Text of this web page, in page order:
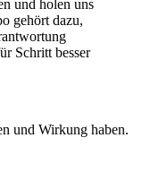
und holen uns
gehört dazu,
Schritt besser
und Wirkung haben.